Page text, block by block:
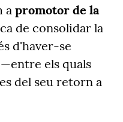
a promotor de la
de consolidar la
d'haver-se
els quals
del seu retorn a